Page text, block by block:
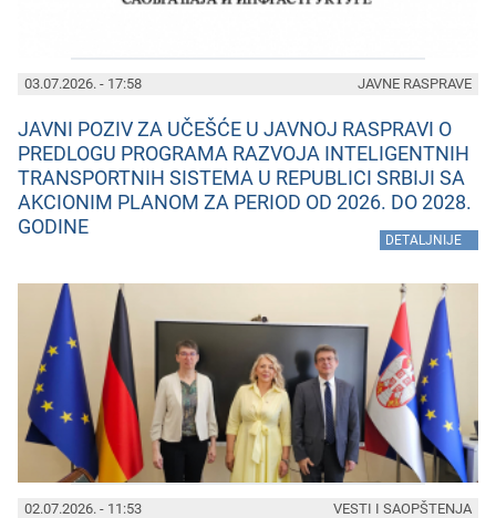
03.07.2026. - 17:58
JAVNI POZIV ZA UČEŠĆE U JAVNOJ RASPRAVI O
PREDLOGU PROGRAMA RAZVOJA INTELIGENTNIH
TRANSPORTNIH SISTEMA U REPUBLICI SRBIJI SA
AKCIONIM PLANOM ZA PERIOD OD 2026. DO 2028.
GODINE
DETALJNIJE
JAVNE RASPRAVE
02.07.2026. - 11:53 VESTI I SAOPŠTENJA